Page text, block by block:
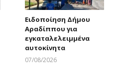
Ειδοποίηση Δήμου
Αραδίππου για
εγκαταλελειμμένα
αυτοκίνητα
07/08/2026